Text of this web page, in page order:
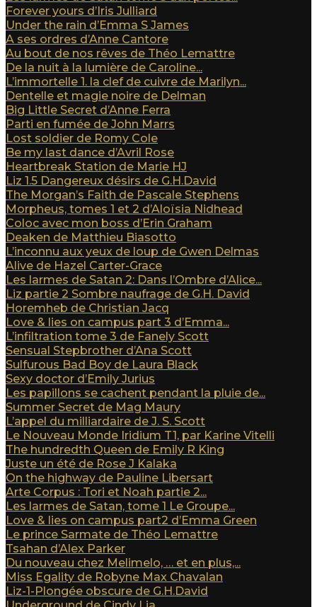
Forever yours d’Iris Julliard
Under the rain d’Emma S James
A ses ordres d’Anne Cantore
Au bout de nos rêves de Théo Lemattre
De la nuit à la lumière de Caroline...
L’immortelle 1. la clef de cuivre de Marilyn...
Dentelle et magie noire de Delman
Big Little Secret d’Anne Ferra
Parti en fumée de John Marrs
Lost soldier de Romy Cole
Be my last dance d’Avril Rose
Heartbreak Station de Marie HJ
Liz 1.5 Dangereux désirs de G.H.David
The Morgan’s Faith de Pascale Stephens
Morpheus, tomes 1 et 2 d’Aloïsia Nidhead
Coloc avec mon boss d’Erin Graham
Deaken de Matthieu Biasotto
L’inconnu aux yeux de loup de Gwen Delmas
Alive de Hazel Carter-Grace
Les larmes de Satan 2: Dans l’Ombre d’Alice...
Liz partie 2 Sombre naufrage de G.H. David
Horemheb de Christian Jacq
Love & lies on campus part 3 d’Emma...
L’infiltration tome 3 de Fanely Scott
Sensual Stepbrother d’Ana Scott
Sulfurous Bad Boy de Laura Black
Sexy doctor d’Emily Jurius
Les papillons se cachent pendant la pluie de...
Summer Secret de Mag Maury
L’appel du milliardaire de J. S. Scott
Le Nouveau Monde Iridium T1, par Karine Vitelli
The hundredth Queen de Emily R King
Juste un été de Rose J Kalaka
On the highway de Pauline Libersart
Arte Corpus : Tori et Noah partie 2...
Les larmes de Satan, tome 1 Le Groupe...
Love & lies on campus part2 d’Emma Green
Le prince Sarmate de Théo Lemattre
Tsahan d’Alex Parker
Du nouveau chez Melimelo, … et en plus,...
Miss Egality de Robyne Max Chavalan
Liz-1-Plongée obscure de G.H.David